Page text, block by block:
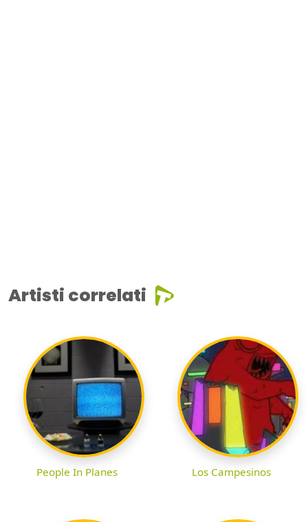
Artisti correlati
People In Planes Los Campesinos